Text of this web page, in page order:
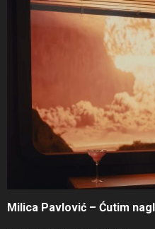
Milica Pavlović – Ćutim